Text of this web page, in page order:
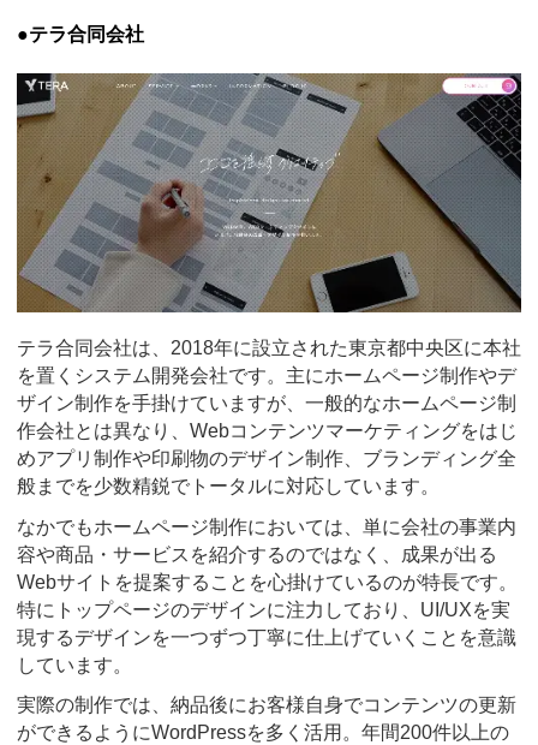
●テラ合同会社
テラ合同会社は、2018年に設立された東京都中央区に本社
を置くシステム開発会社です。主にホームページ制作やデ
ザイン制作を手掛けていますが、一般的なホームページ制
作会社とは異なり、Webコンテンツマーケティングをはじ
めアプリ制作や印刷物のデザイン制作、ブランディング全
般までを少数精鋭でトータルに対応しています。
なかでもホームページ制作においては、単に会社の事業内
容や商品・サービスを紹介するのではなく、成果が出る
Webサイトを提案することを心掛けているのが特長です。
特にトップページのデザインに注力しており、UI/UXを実
現するデザインを一つずつ丁寧に仕上げていくことを意識
しています。
実際の制作では、納品後にお客様自身でコンテンツの更新
ができるようにWordPressを多く活用。年間200件以上の